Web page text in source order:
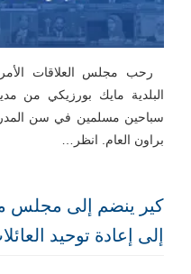
رحب مجلس العلاقات
البلدية مايك بورزيكي من
سباحين مسلمين في سن المدرسة
براون العام. انظر…
كير ينضم إلى مجلس
إلى إعادة توحيد